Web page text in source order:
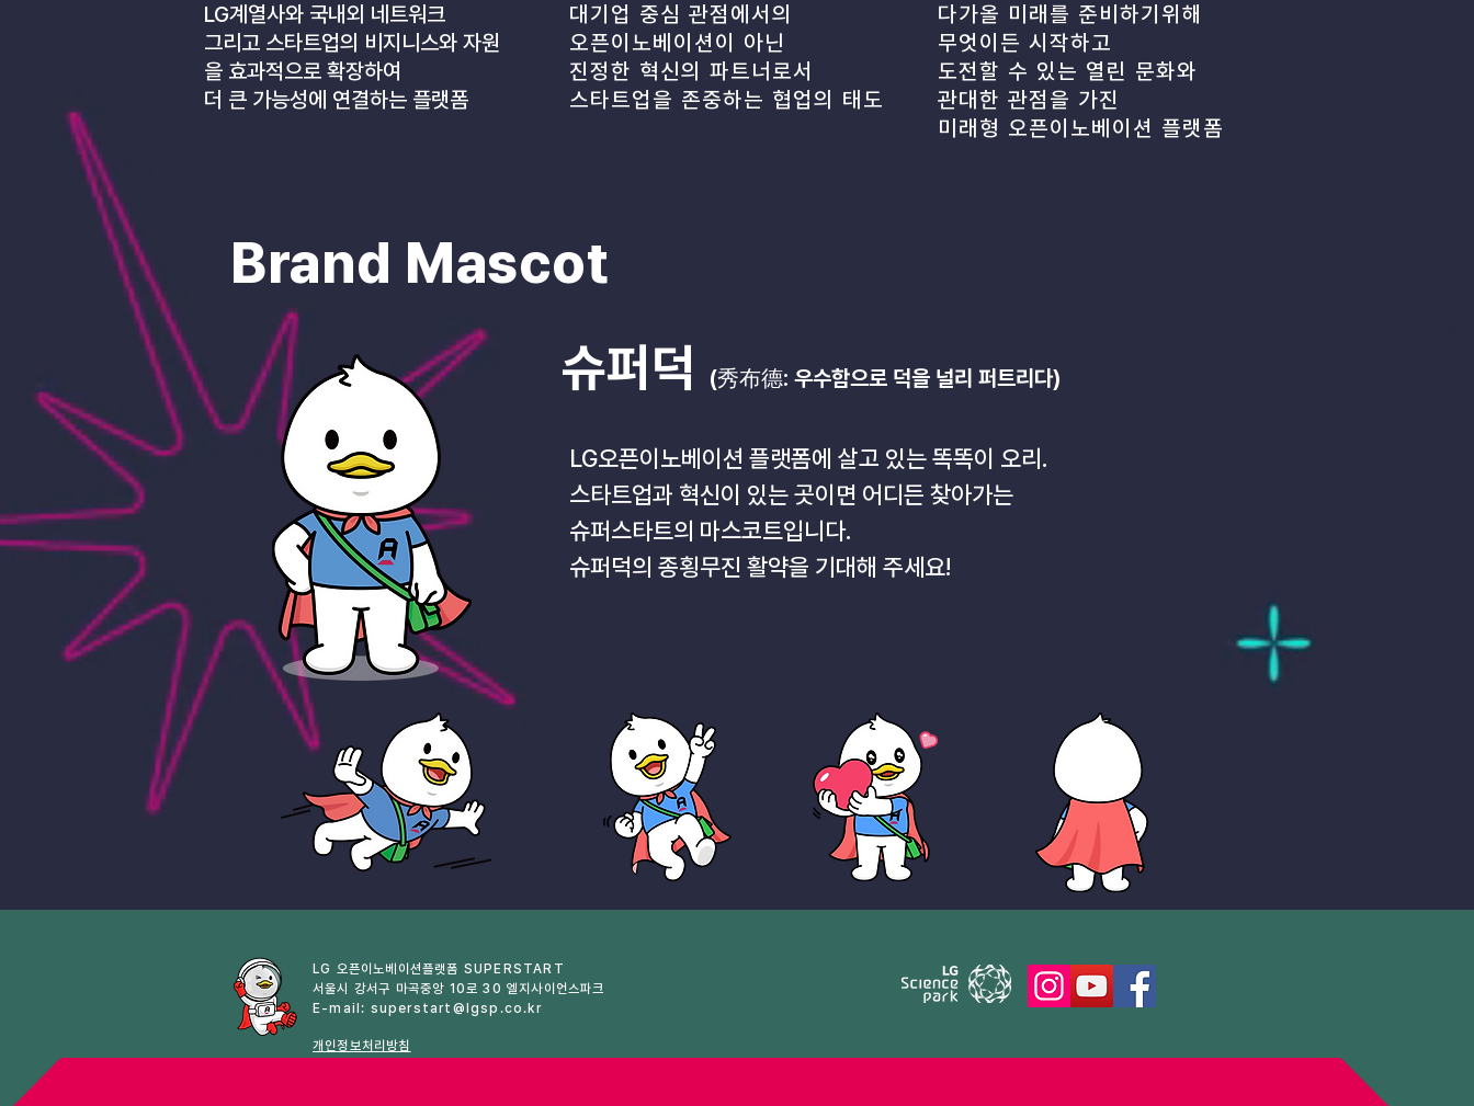
LG계열사와 국내외 네트워크
그리고 스타트업의 비지니스와 자원
을 효과적으로 확장하여
더 큰 가능성에 연결하는 플랫폼
대기업 중심 관점에서의
오픈이노베이션이 아닌
진정한 혁신의 파트너로서
​스타트업을 존중하는 협업의 태도
다가올 미래를 준비하기위해
무엇이든 시작하고
도전할 수 있는 열린 문화와
관대한 관점을 가진
​미래형 오픈이노베이션 플랫폼
Brand Mascot
슈퍼덕 (秀布德: 우수함으로 덕을 널리 퍼트리다)
LG오픈이노베이션 플랫폼에 살고 있는 똑똑이 오리.
스타트업과 혁신이 있는 곳이면 어디든 찾아가는
슈퍼스타트의 마스코트입니다.
​슈퍼덕의 종횡무진 활약을 기대해 주세요!
LG 오픈이노베이션플랫폼 SUPERSTART
​서울시 강서구 마곡중앙 10로 30 엘지사이언스파크
E-mail: superstart@lgsp.co.kr
개인정보처리방침